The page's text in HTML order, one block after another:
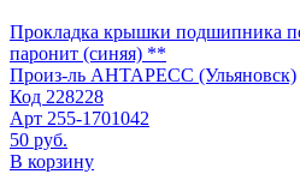
Прокладка крышки подшипника
паронит (синяя) **
Произ-ль АНТАРЕСС (Ульяновск)
Код 228228
Арт 255-1701042
50 руб.
В корзину